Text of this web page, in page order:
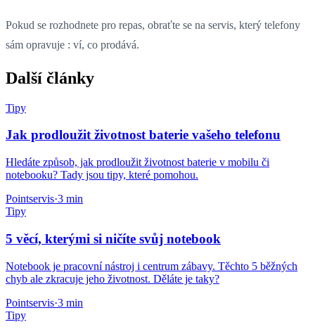
Pokud se rozhodnete pro repas, obraťte se na servis, který telefony
sám opravuje : ví, co prodává.
Další články
Tipy
Jak prodloužit životnost baterie vašeho telefonu
Hledáte způsob, jak prodloužit životnost baterie v mobilu či
notebooku? Tady jsou tipy, které pomohou.
Pointservis·3 min
Tipy
5 věcí, kterými si ničíte svůj notebook
Notebook je pracovní nástroj i centrum zábavy. Těchto 5 běžných
chyb ale zkracuje jeho životnost. Děláte je taky?
Pointservis·3 min
Tipy